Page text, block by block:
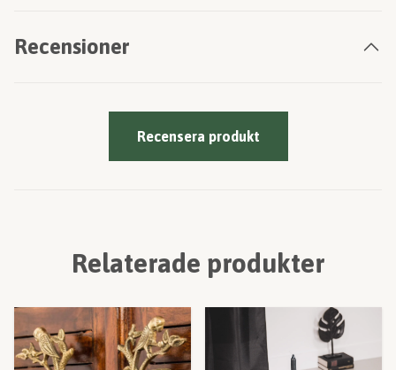
Recensioner
Recensera produkt
Relaterade produkter